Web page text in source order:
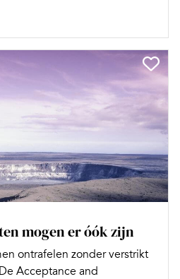
mogen er óók zijn
ontrafelen zonder verstrikt
Acceptance and